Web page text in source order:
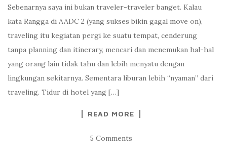
Sebenarnya saya ini bukan traveler-traveler banget. Kalau
kata Rangga di AADC 2 (yang sukses bikin gagal move on),
traveling itu kegiatan pergi ke suatu tempat, cenderung
tanpa planning dan itinerary, mencari dan menemukan hal-hal
yang orang lain tidak tahu dan lebih menyatu dengan
lingkungan sekitarnya. Sementara liburan lebih “nyaman” dari
traveling. Tidur di hotel yang […]
READ MORE
5 Comments